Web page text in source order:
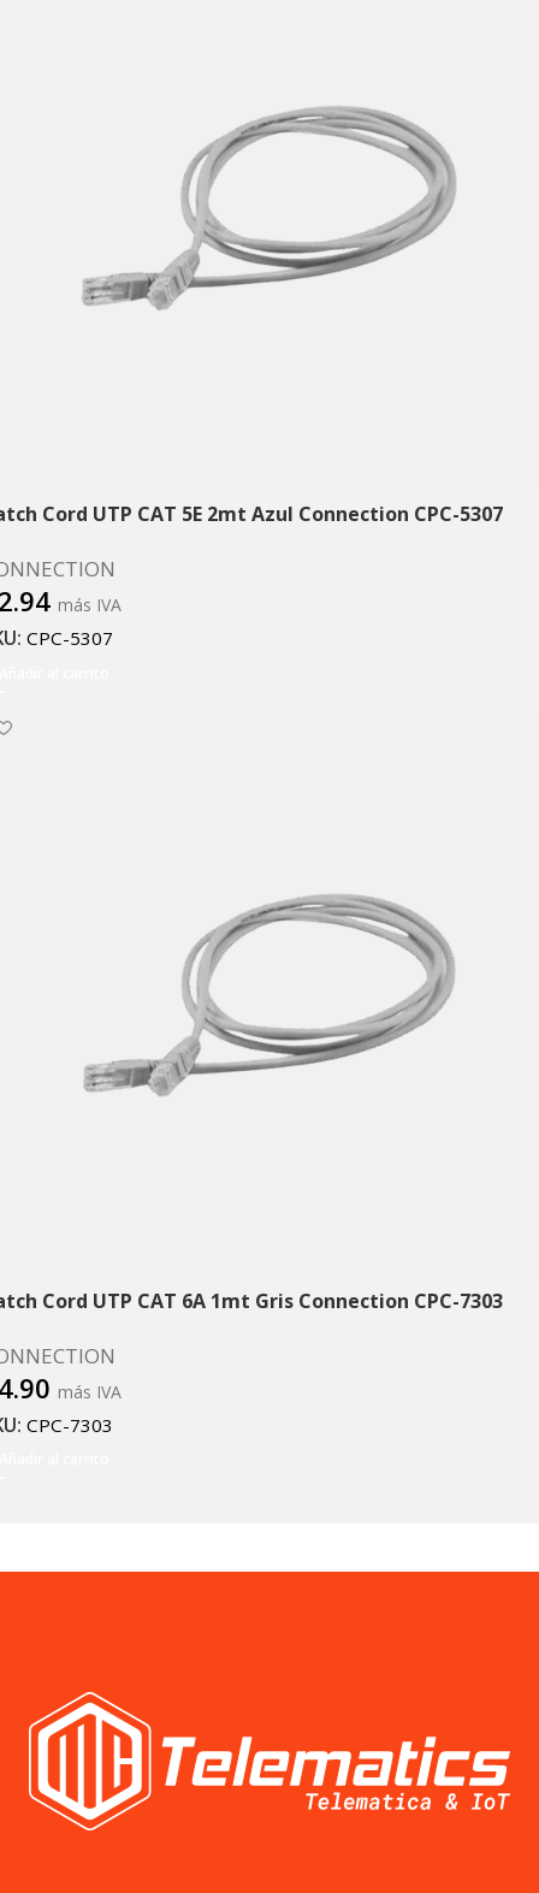
Cord UTP CAT 5E 2mt Azul Connection CPC-5307
más IVA
CPC-5307
Cord UTP CAT 6A 1mt Gris Connection CPC-7303
más IVA
CPC-7303